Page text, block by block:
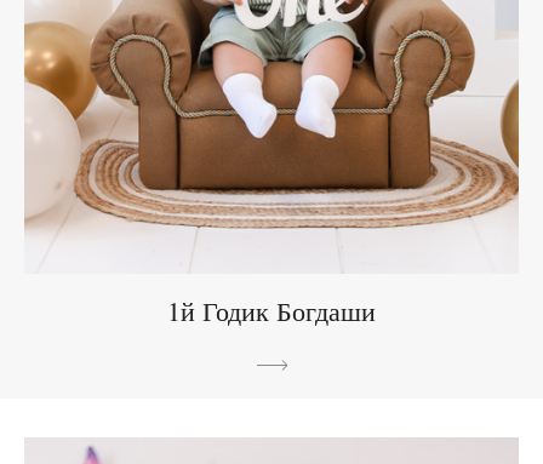
1й Годик Богдаши